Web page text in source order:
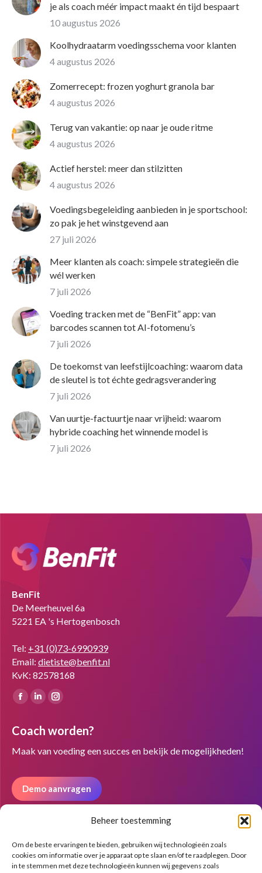
Beheer toestemming
Om de beste ervaringen te bieden, gebruiken wij technologieën zoals
cookies om informatie over je apparaat op te slaan en/of te raadplegen. Door
in te stemmen met deze technologieën kunnen wij gegevens zoals
je als coach méér impact maakt én tijd bespaart
10 augustus 2026
Koolhydraatarm voedingsschema voor klanten
4 augustus 2026
Zomerrecept: frozen yoghurt granola bar
4 augustus 2026
Terug van vakantie: op naar je oude ritme
4 augustus 2026
Actief herstel: meer dan stilzitten
4 augustus 2026
Voedingsbegeleiding aanbieden in je sportschool:
zo pak je het winstgevend aan
27 juli 2026
Meer klanten als coach: simpele strategieën die
wél werken
7 juli 2026
Voeding tracken met de “BenFit” app: van
barcodes scannen tot AI-fotomenu’s
7 juli 2026
De toekomst van leefstijlcoaching: waarom data
de sleutel is tot échte gedragsverandering
7 juli 2026
Van uurtje-factuurtje naar vrijheid: waarom
hybride coaching het winnende model is
7 juli 2026
BenFit
De Meerheuvel 6a
5221 EA 's Hertogenbosch
Tel: +31 (0)73-6990939
Email: dietiste@benfit.nl
KvK: 82578168
Vind ons op:
Facebook
opens
in
window
Linkedin
opens
in
window
Instagram
opens
in
window
Coach worden?
Maak van voeding een succes en bekijk de mogelijkheden!
Demo aanvragen